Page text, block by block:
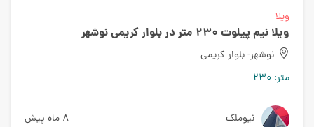
ویلا
ویلا نیم پیلوت ۲۳۰ متر در بلوار کریمی نوشهر
نوشهر- بلوار کریمی
متر: ۲۳۰
نیوملک ۸ ماه پیش